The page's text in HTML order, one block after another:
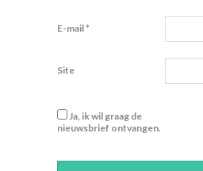
E-mail*
Site
Ja, ik wil graag de
nieuwsbrief ontvangen.